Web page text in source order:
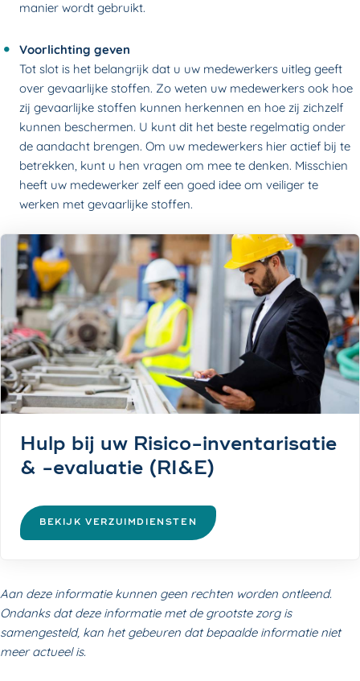
manier wordt gebruikt.
Voorlichting geven
Tot slot is het belangrijk dat u uw medewerkers uitleg geeft
over gevaarlijke stoffen. Zo weten uw medewerkers ook hoe
zij gevaarlijke stoffen kunnen herkennen en hoe zij zichzelf
kunnen beschermen. U kunt dit het beste regelmatig onder
de aandacht brengen. Om uw medewerkers hier actief bij te
betrekken, kunt u hen vragen om mee te denken. Misschien
heeft uw medewerker zelf een goed idee om veiliger te
werken met gevaarlijke stoffen.
Hulp bij uw Risico-inventarisatie
& -evaluatie (RI&E)
BEKIJK VERZUIMDIENSTEN
Aan deze informatie kunnen geen rechten worden ontleend.
Ondanks dat deze informatie met de grootste zorg is
samengesteld, kan het gebeuren dat bepaalde informatie niet
meer actueel is.